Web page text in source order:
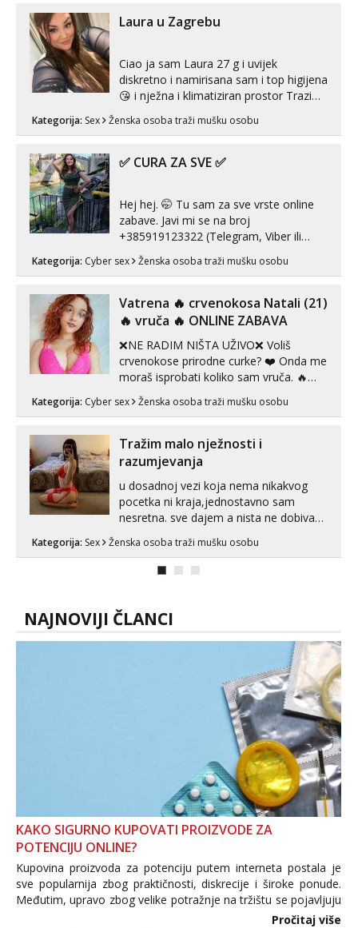
link ispod i nadji me tamo, cekam te!
Laura u Zagrebu
Ciao ja sam Laura 27 g i uvijek
diskretno i namirisana sam i top higijena
😘 i nježna i klimatiziran prostor Trazim
Pusenje i gutanje sperme Erotsko rublje
tijelu Iskljucivo neradim analni !!! I
Kategorija: Sex Ženska osoba traži mušku osobu
✅ CURA ZA SVE ✅
Hej hej. 🤭 Tu sam za sve vrste online
zabave. Javi mi se na broj
+385919123322 (Telegram, Viber ili
Whatsapp). 🤙 NE javljaj se na uzivo.
Hvala.
Kategorija: Cyber sex Ženska osoba traži mušku osobu
Vatrena ‎️‍🔥 crvenokosa Natali (21)
‎️‍🔥 vruča‎ ️‍🔥 ONLINE ZABAVA
❌NE RADIM NIŠTA UŽIVO❌ Voliš
crvenokose prirodne curke? ❤️ Onda me
moraš isprobati koliko sam vruča.‎ ️‍🔥
MLADA vražica koja ima 100%
prorodne grudi, 💦 Misli su mi uvijek
U mojoj raznolikoj ponudi možeš
pranaći nešto po svojoj mjeri. Sexi videa
s kolegica...
Kategorija: Cyber sex Ženska osoba traži mušku osobu
Tražim malo nježnosti i
razumjevanja
u dosadnoj vezi koja nema nikakvog
pocetka ni kraja,jednostavno sam
nesretna. sve dajem a nista ne dobivam
zadovoljiti moje potrebe,ne trazim puno
samo malo njeznosti i razumjevanja.
muskar...
Kategorija: Sex Ženska osoba traži mušku osobu
NAJNOVIJI ČLANCI
KAKO SIGURNO KUPOVATI PROIZVODE ZA
POTENCIJU ONLINE?
Kupovina proizvoda za potenciju putem interneta postala je
sve popularnija zbog praktičnosti, diskrecije i široke ponude.
Međutim, upravo zbog velike potražnje na tržištu se pojavljuju
i brojni krivotvoreni proizvodi, nepouzdane internetske
Pročitaj više